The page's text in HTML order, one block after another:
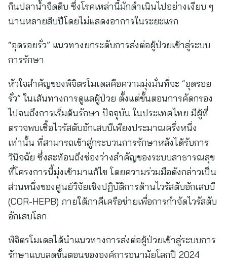
กินปลาน้ำจืดดิบ ซึ่งโรคเหล่านี้มักดำเนินไปอย่างเงียบ ๆ
นานหลายสิบปีโดยไม่แสดงอาการในระยะแรก
“อุดรอยรั่ว” แนวทางยกระดับการส่งต่อผู้ป่วยเข้าสู่ระบบ
การรักษา
หัวใจสำคัญของพิจิตรโมเดลคือความมุ่งมั่นที่จะ “อุดรอย
รั่ว” ในเส้นทางการดูแลผู้ป่วย ตั้งแต่ขั้นตอนการคัดกรอง
ไปจนถึงการเริ่มต้นรักษา ปัจจุบัน ในประเทศไทย มีผู้ที่
ตรวจพบเชื้อไวรัสตับอักเสบบีเพียงประมาณครึ่งหนึ่ง
เท่านั้น ที่สามารถเข้าสู่กระบวนการรักษาหลังได้รับการ
วินิจฉัย ซึ่งสะท้อนถึงช่องว่างสำคัญของระบบสาธารณสุข
ที่โครงการนี้มุ่งเข้ามาแก้ไข โดยความร่วมมือดังกล่าวเป็น
ส่วนหนึ่งของศูนย์วิจัยเชิงปฏิบัติการด้านไวรัสตับอักเสบบี
(COR-HEPB) ภายใต้ภาคีเครือข่ายเพื่อการกำจัดไวรัสตับ
อักเสบโลก
พิจิตรโมเดลได้นำแนวทางการส่งต่อผู้ป่วยเข้าสู่ระบบการ
รักษาแบบลดขั้นตอนขององค์การอนามัยโลกปี 2024